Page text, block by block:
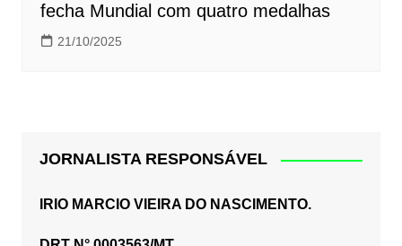
fecha Mundial com quatro medalhas
21/10/2025
JORNALISTA RESPONSÁVEL
IRIO MARCIO VIEIRA DO NASCIMENTO.